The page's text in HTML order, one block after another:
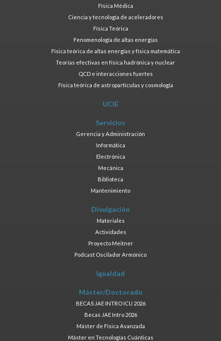
Física Médica
Ciencia y tecnología de aceleradores
Física Teórica
Fenomenología de altas energías
Física teórica de altas energías y física matemática
Teorías efectivas en física hadrónica y nuclear
QCD e interacciones fuertes
Física teórica de astropartículas y cosmología
UCIE
Servicios
Gerencia y Administración
Informática
Electrónica
Mecánica
Biblioteca
Mantenimiento
Divulgación
Materiales
Actividades
Proyecto Meitner
Podcast Oscilador Armónico
Igualdad
Máster/Doctorado
BECAS JAE INTRO ICU 2026
Becas JAE Intro 2026
Máster de Física Avanzada
Máster en Tecnologías Cuánticas